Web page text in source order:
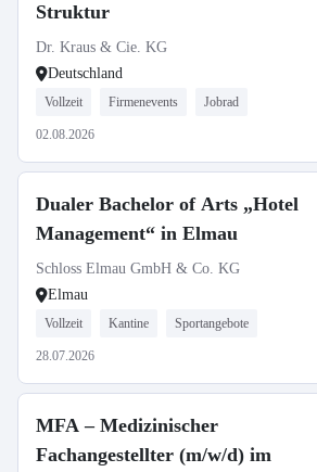
Struktur
Dr. Kraus & Cie. KG
Deutschland
Vollzeit Firmenevents Jobrad
02.08.2026
Dualer Bachelor of Arts „Hotel
Management“ in Elmau
Schloss Elmau GmbH & Co. KG
Elmau
Vollzeit Kantine Sportangebote
28.07.2026
MFA – Medizinischer
Fachangestellter (m/w/d) im